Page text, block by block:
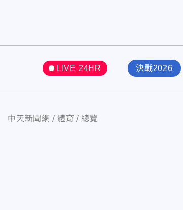
LIVE 24HR 決戰2026
中天新聞網 體育 總覽